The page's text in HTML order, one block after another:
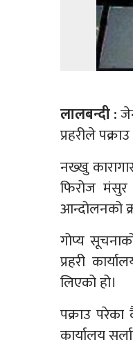
लालबन्दी :
प्रहरीले
नख्खु
फिरोज मंसुर
आन्दोलनको
गोप्य
प्रहरी
लिएको हो।
पक्राउ परेका
कार्यालय